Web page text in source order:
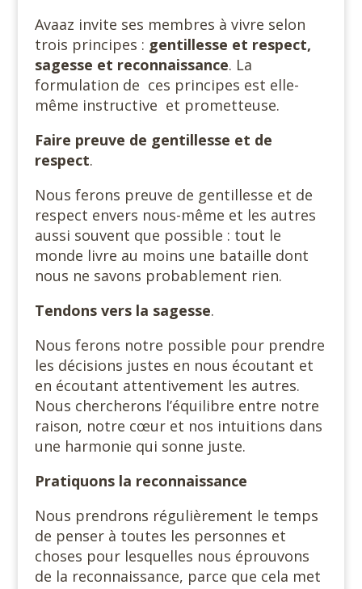
Avaaz invite ses membres à vivre selon
trois principes : gentillesse et respect,
sagesse et reconnaissance. La
formulation de ces principes est elle-
même instructive et prometteuse.
Faire preuve de gentillesse et de
respect.
Nous ferons preuve de gentillesse et de
respect envers nous-même et les autres
aussi souvent que possible : tout le
monde livre au moins une bataille dont
nous ne savons probablement rien.
Tendons vers la sagesse.
Nous ferons notre possible pour prendre
les décisions justes en nous écoutant et
en écoutant attentivement les autres.
Nous chercherons l’équilibre entre notre
raison, notre cœur et nos intuitions dans
une harmonie qui sonne juste.
Pratiquons la reconnaissance
Nous prendrons régulièrement le temps
de penser à toutes les personnes et
choses pour lesquelles nous éprouvons
de la reconnaissance, parce que cela met